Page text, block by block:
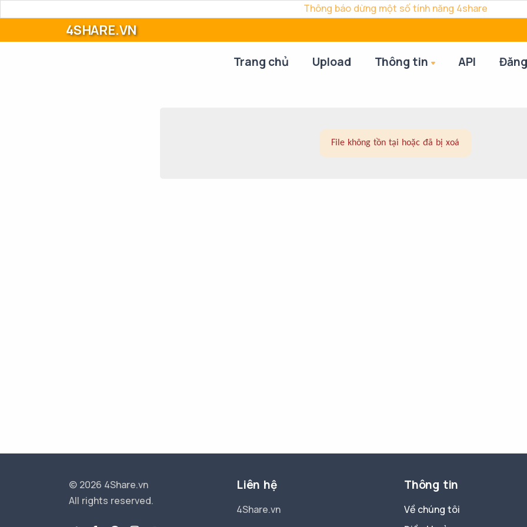
Thông báo dừng một số tính năng 4share
4SHARE.VN
Trang chủ Upload Thông tin API
File không tồn tại hoặc đã bị xoá
© 2026 4Share.vn
All rights reserved.
Liên hệ
4Share.vn
Thông tin
Về chúng tôi